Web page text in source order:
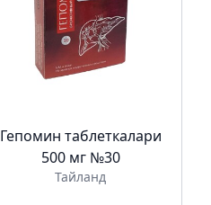
Гепомин таблеткалари
500 мг №30
Тайланд